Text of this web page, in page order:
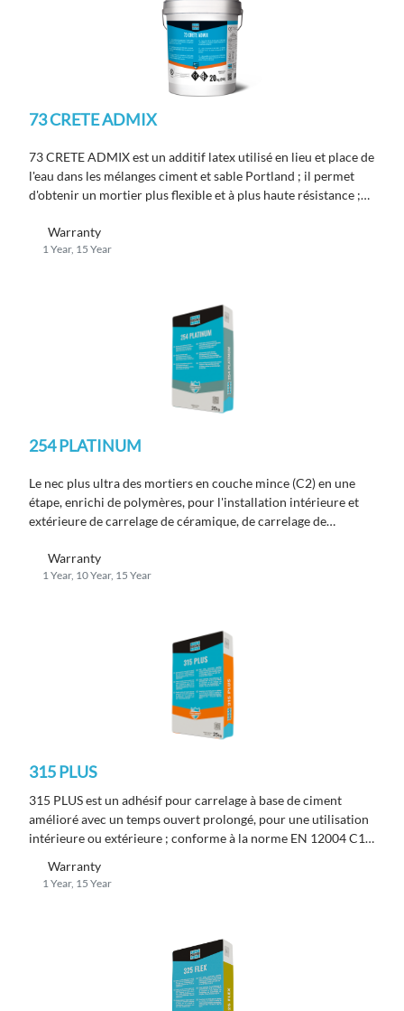
73 CRETE ADMIX
73 CRETE ADMIX est un additif latex utilisé en lieu et place de
l'eau dans les mélanges ciment et sable Portland ; il permet
d'obtenir un mortier plus flexible et à plus haute résistance ;
Warranty
1 Year, 15 Year
254 PLATINUM
Le nec plus ultra des mortiers en couche mince (C2) en une
étape, enrichi de polymères, pour l'installation intérieure et
extérieure de carrelage de céramique, de carrelage de
carrelage de carrière, de pavés et de briques minces.
Warranty
1 Year, 10 Year, 15 Year
315 PLUS
315 PLUS est un adhésif pour carrelage à base de ciment
amélioré avec un temps ouvert prolongé, pour une utilisation
intérieure ou extérieure ; conforme à la norme EN 12004 C1
Warranty
1 Year, 15 Year